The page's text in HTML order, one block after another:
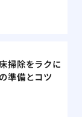
掃除をラクに
準備とコツ